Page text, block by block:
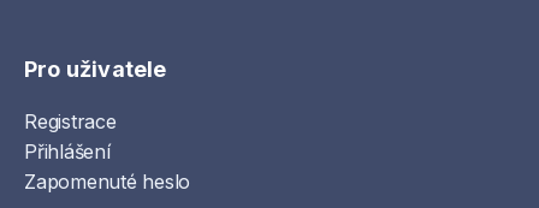
Pro uživatele
Registrace
Přihlášení
Zapomenuté heslo